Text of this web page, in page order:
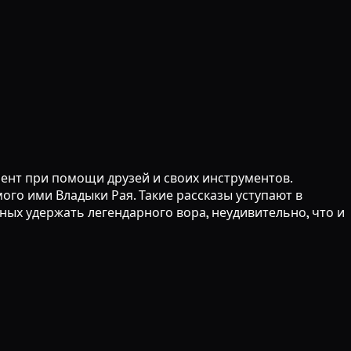
при помощи друзей и своих инструментов.
ими Владыки Рая. Такие рассказы уступают в
удержать легендарного вора, неудивительно, что и